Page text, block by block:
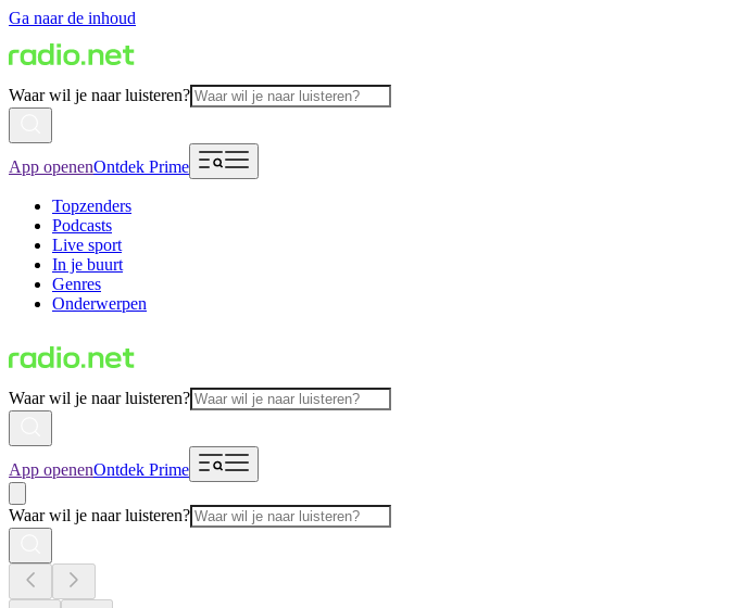
Ga naar de inhoud
Waar wil je naar luisteren?
App openenOntdek Prime
Topzenders
Podcasts
Live sport
In je buurt
Genres
Onderwerpen
Waar wil je naar luisteren?
App openenOntdek Prime
Waar wil je naar luisteren?